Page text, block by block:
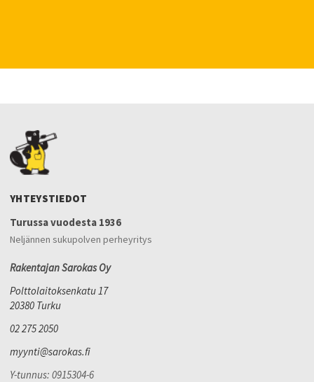
YHTEYSTIEDOT
Turussa vuodesta 1936
Neljännen sukupolven perheyritys
Rakentajan Sarokas Oy
Polttolaitoksenkatu 17
20380 Turku
02 275 2050
myynti@sarokas.fi
Y-tunnus: 0915304-6